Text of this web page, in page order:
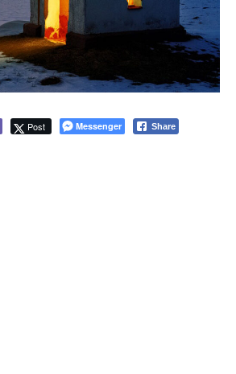
Post Messenger Share